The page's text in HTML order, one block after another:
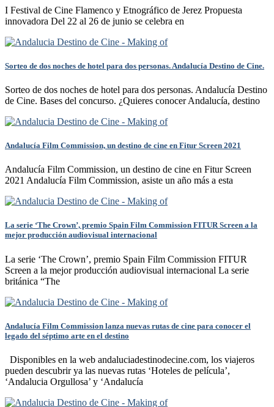
I Festival de Cine Flamenco y Etnográfico de Jerez Propuesta
innovadora Del 22 al 26 de junio se celebra en
Sorteo de dos noches de hotel para dos personas. Andalucía Destino de Cine.
Sorteo de dos noches de hotel para dos personas. Andalucía Destino
de Cine. Bases del concurso. ¿Quieres conocer Andalucía, destino
Andalucía Film Commission, un destino de cine en Fitur Screen 2021
Andalucía Film Commission, un destino de cine en Fitur Screen
2021 Andalucía Film Commission, asiste un año más a esta
La serie ‘The Crown’, premio Spain Film Commission FITUR Screen a la
mejor producción audiovisual internacional
La serie ‘The Crown’, premio Spain Film Commission FITUR
Screen a la mejor producción audiovisual internacional La serie
británica “The
Andalucía Film Commission lanza nuevas rutas de cine para conocer el
legado del séptimo arte en el destino
Disponibles en la web andaluciadestinodecine.com, los viajeros
pueden descubrir ya las nuevas rutas ‘Hoteles de película’,
‘Andalucia Orgullosa’ y ‘Andalucía